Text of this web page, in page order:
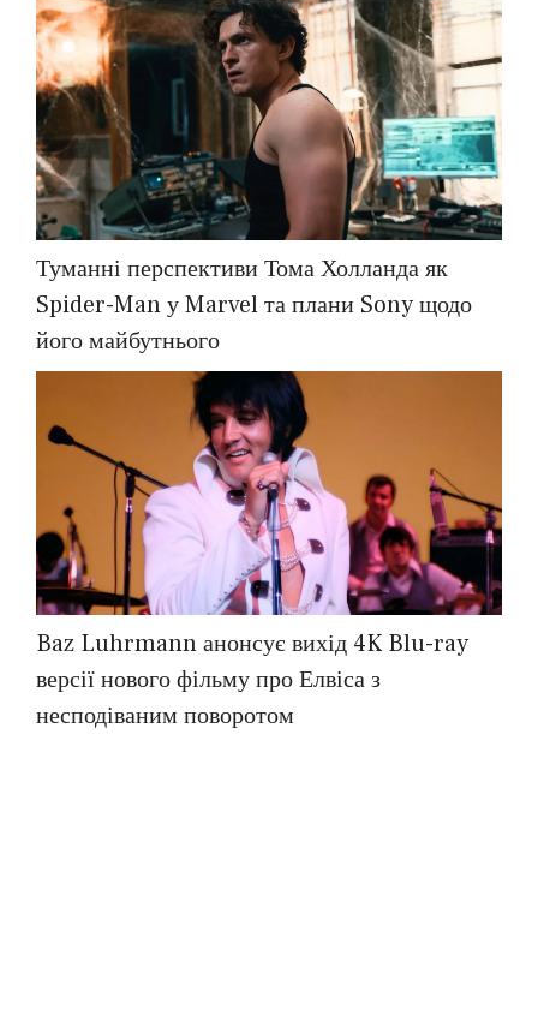
Туманні перспективи Тома Холланда як
Spider-Man у Marvel та плани Sony щодо
його майбутнього
Baz Luhrmann анонсує вихід 4K Blu-ray
версії нового фільму про Елвіса з
несподіваним поворотом